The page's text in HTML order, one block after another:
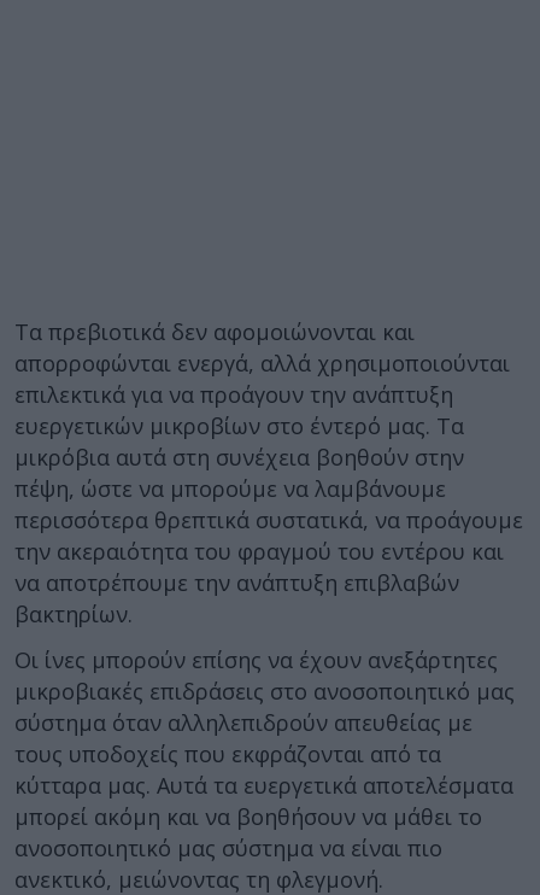
Τα πρεβιοτικά δεν αφομοιώνονται και
απορροφώνται ενεργά, αλλά χρησιμοποιούνται
επιλεκτικά για να προάγουν την ανάπτυξη
ευεργετικών μικροβίων στο έντερό μας. Τα
μικρόβια αυτά στη συνέχεια βοηθούν στην
πέψη, ώστε να μπορούμε να λαμβάνουμε
περισσότερα θρεπτικά συστατικά, να προάγουμε
την ακεραιότητα του φραγμού του εντέρου και
να αποτρέπουμε την ανάπτυξη επιβλαβών
βακτηρίων.
Οι ίνες μπορούν επίσης να έχουν ανεξάρτητες
μικροβιακές επιδράσεις στο ανοσοποιητικό μας
σύστημα όταν αλληλεπιδρούν απευθείας με
τους υποδοχείς που εκφράζονται από τα
κύτταρα μας. Αυτά τα ευεργετικά αποτελέσματα
μπορεί ακόμη και να βοηθήσουν να μάθει το
ανοσοποιητικό μας σύστημα να είναι πιο
ανεκτικό, μειώνοντας τη φλεγμονή.